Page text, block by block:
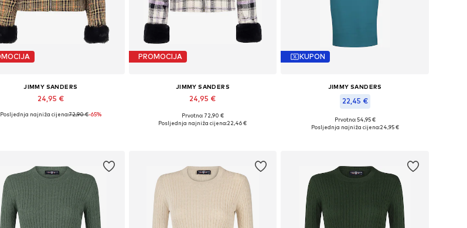
JIMMY SANDERS
24,95 €
Dostupne veličine: M, L, XL
Posljednja najniža cijena:72,90 €-65%
PROMOCIJA
JIMMY SANDERS
24,95 €
Dostupne veličine: M, L, XL
Prvotno: 72,90 €
Posljednja najniža cijena:22,46 €
KUPON
JIMMY SANDERS
22,45 €
Dostupne veličine: 36, 38, 40
Prvotno: 54,95 €
Posljednja najniža cijena:24,95 €